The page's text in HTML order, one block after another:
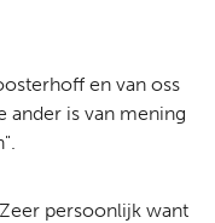
en van oss
ander is van mening
persoonlijk want